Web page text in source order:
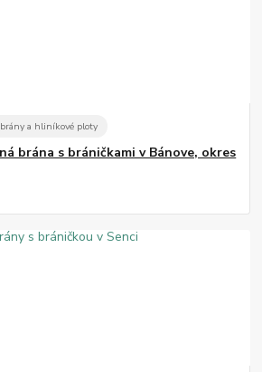
a hliníkové ploty
brána s bráničkami v Bánove, okres